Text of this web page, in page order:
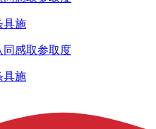
具施
同感取参取度
具施